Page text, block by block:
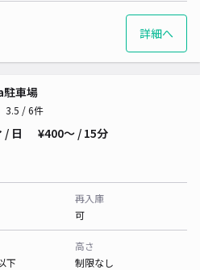
詳細へ
車場
3.5 / 6件
/ 日 ¥400〜 / 15分
再入庫
可
下
高さ
制限なし